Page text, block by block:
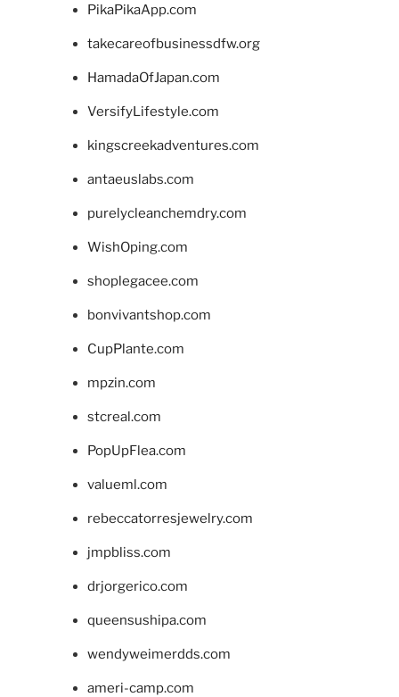
PikaPikaApp.com
takecareofbusinessdfw.org
HamadaOfJapan.com
VersifyLifestyle.com
kingscreekadventures.com
antaeuslabs.com
purelycleanchemdry.com
WishOping.com
shoplegacee.com
bonvivantshop.com
CupPlante.com
mpzin.com
stcreal.com
PopUpFlea.com
valueml.com
rebeccatorresjewelry.com
jmpbliss.com
drjorgerico.com
queensushipa.com
wendyweimerdds.com
ameri-camp.com